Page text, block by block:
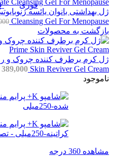
Cleansing Gel For Menopause
بازگشت به محصولات
Skin Reviver Gel Cream
389,000
ناموجود
مشاهده 360 درجه